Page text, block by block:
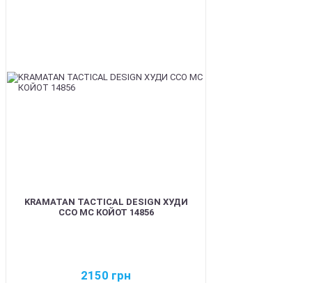
KRAMATAN TACTICAL DESIGN ХУДИ
ССО МС КОЙОТ 14856
2150 грн